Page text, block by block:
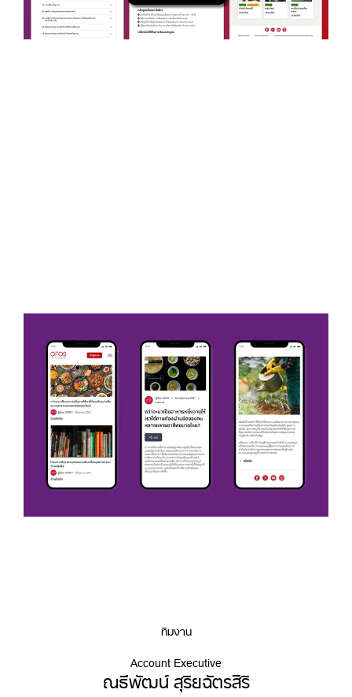
ทีมงาน
Account Executive
ณธีพัฒน์ สุริยฉัตรสิริ